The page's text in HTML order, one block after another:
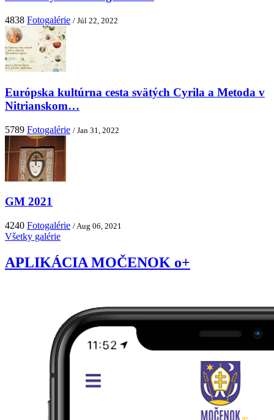
4838 Fotogalérie / Júl 22, 2022
Európska kultúrna cesta svätých Cyrila a Metoda v
Nitrianskom…
5789 Fotogalérie / Jan 31, 2022
GM 2021
4240 Fotogalérie / Aug 06, 2021
Všetky galérie
APLIKÁCIA MOČENOK o+